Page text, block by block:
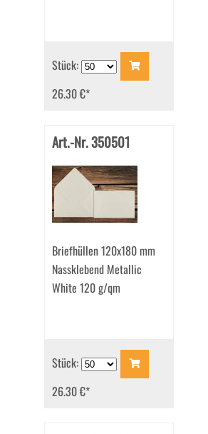
Stück:
26.30 €*
Art.-Nr. 350501
Briefhüllen 120x180 mm
Nassklebend Metallic
White 120 g/qm
Stück:
26.30 €*